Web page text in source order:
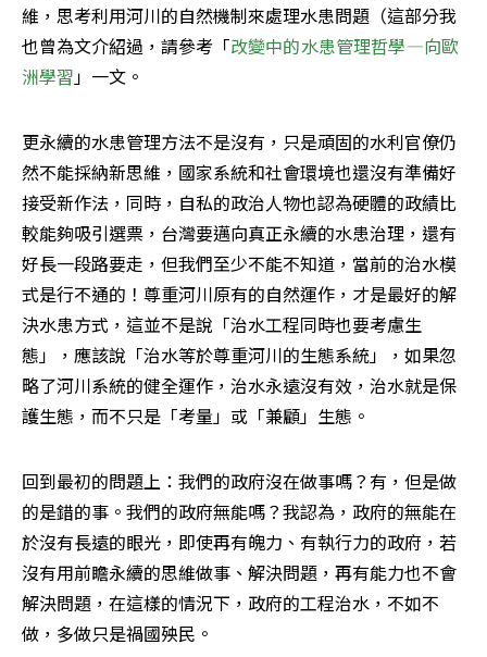
維，思考利用河川的自然機制來處理水患問題（這部分我
也曾為文介紹過，請參考「改變中的水患管理哲學—向歐
洲學習」一文。
更永續的水患管理方法不是沒有，只是頑固的水利官僚仍
然不能採納新思維，國家系統和社會環境也還沒有準備好
接受新作法，同時，自私的政治人物也認為硬體的政績比
較能夠吸引選票，台灣要邁向真正永續的水患治理，還有
好長一段路要走，但我們至少不能不知道，當前的治水模
式是行不通的！尊重河川原有的自然運作，才是最好的解
決水患方式，這並不是說「治水工程同時也要考慮生
態」，應該說「治水等於尊重河川的生態系統」，如果忽
略了河川系統的健全運作，治水永遠沒有效，治水就是保
護生態，而不只是「考量」或「兼顧」生態。
回到最初的問題上：我們的政府沒在做事嗎？有，但是做
的是錯的事。我們的政府無能嗎？我認為，政府的無能在
於沒有長遠的眼光，即使再有魄力、有執行力的政府，若
沒有用前瞻永續的思維做事、解決問題，再有能力也不會
解決問題，在這樣的情況下，政府的工程治水，不如不
做，多做只是禍國殃民。